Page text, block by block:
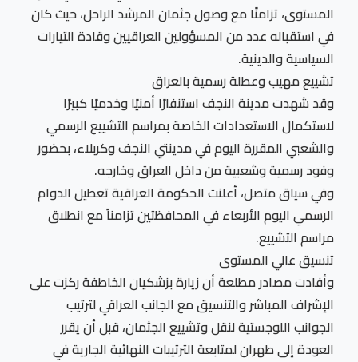
المستوى، تزامنًا مع وصول جثمان المرشد الراحل، حيث كان
في استقباله عدد من المسؤولين العراقيين وقادة التيارات
السياسية والدينية.
تشييع مهيب وعطلة رسمية بالعراق
وقد شهدت مدينة النجف استنفارًا أمنيًا وخدميًا كبيرًا
لاستكمال الاستعدادات الخاصة بمراسم التشييع الرسمي
والشعبي المقررة اليوم في مدينتي النجف وكربلاء، بحضور
وفود رسمية وشعبية من داخل العراق وخارجه.
وفي سياق متصل، أعلنت الحكومة العراقية تعطيل الدوام
الرسمي اليوم الأربعاء في المحافظتين تزامناً مع انطلاق
مراسم التشييع.
تنسيق عالي المستوى
وأفادت مصادر مطلعة أن زيارة بزشكيان الخاطفة ركزت على
الإشراف المباشر والتنسيق مع الجانب العراقي لترتيب
الجوانب اللوجستية لنقل وتشييع الجثمان، قبل أن يقرر
العودة إلى طهران لمتابعة الترتيبات النهائية الجارية في